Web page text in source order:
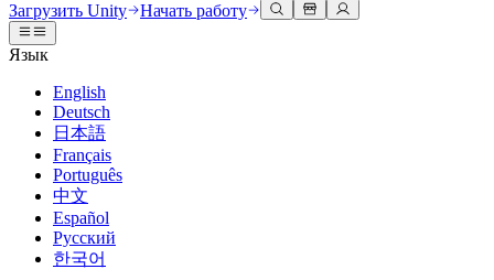
Движок Unity
Создавайте 2D и 3D игры для любой платформы
Совместная работа
Сотрудничайте и быстро вносите изменения с вашей командой
Загрузить Unity
Тарифы и цены
Развертывание
Многоплатформенность
3D сотрудничество
Создавайте и просматривайте 3D проекты в реальном времени
Иммерсивное обучение
Обучение в иммерсивных средах
Пользовательские опыты
Создавайте интерактивные 3D опыты
Отрасли
Производство
Документация
Инструменты для разработчиков
Версии релизов и трекер проблем
План развития
Обзор предстоящих функций
Глоссарий
Обсуждения
События
Глобальные и местные события
Истории сообщества
Made with Unity
Показ Unity-креаторов
Unity Learn
Освойте навыки Unity бесплатно
Профессиональное обучение
Повышайте уровень своей команды с тренерами Unity
Не использовали Unity раньше
С чего начать
Приступите к обучению
Основные пути Unity
Получить помощь
Помогаем вам добиться успеха с Unity
Планы успеха
Достигайте своих целей быстрее с помощью экспертов
FAQ
Ответы на часто задаваемые вопросы
Связаться с нами
Свяжитесь с нашей командой
Загрузить Unity Начать работу
Язык
English
Deutsch
日本語
Français
Português
中文
Español
Русский
한국어